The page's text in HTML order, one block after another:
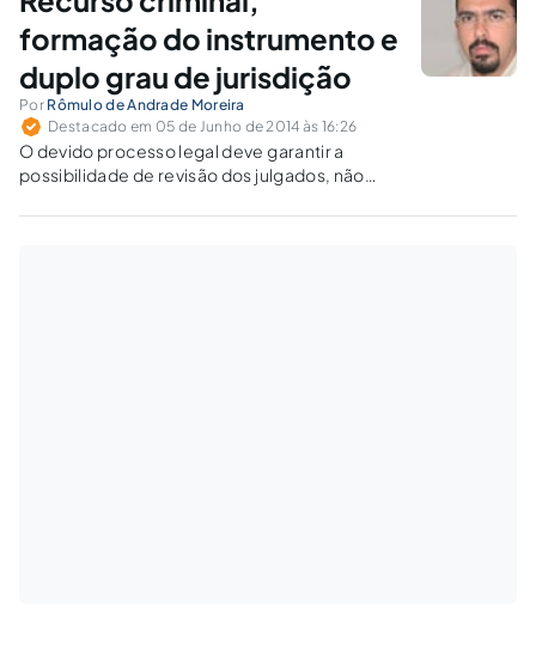
formação do instrumento e
duplo grau de jurisdição
Por Rômulo de Andrade Moreira
Destacado em 05 de Junho de 2014 às 16:26
O devido processo legal deve garantir a
possibilidade de revisão dos julgados, não
burocrática dos serviços cartorários.